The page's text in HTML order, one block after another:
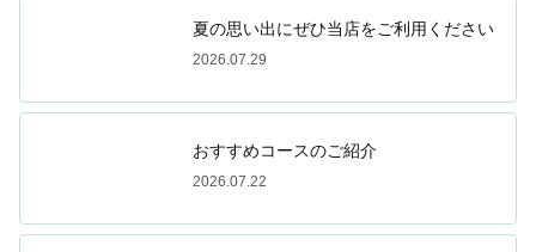
夏の思い出にぜひ当店をご利用ください
2026.07.29
おすすめコースのご紹介
2026.07.22